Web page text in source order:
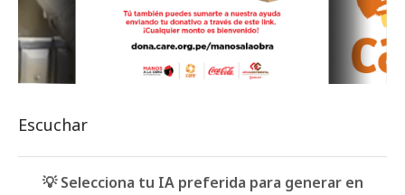
Escuchar
💡 Selecciona tu IA preferida para generar en